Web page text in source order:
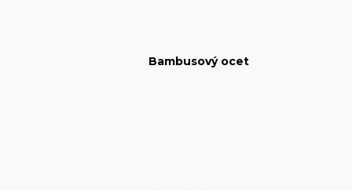
Bambusový ocet